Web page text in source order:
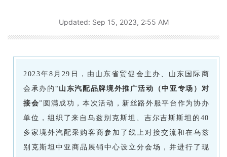
Updated: Sep 15, 2023, 2:55 AM
2023年8月29日，由山东省贸促会主办、山东国际商
会承办的“山东汽配品牌境外推广活动（中亚专场）对
接会”圆满成功，本次活动，新丝路外服平台作为协办
单位，组织了来自乌兹别克斯坦、吉尔吉斯斯坦的40
多家境外汽配采购客商参加了线上对接交流和在乌兹
别克斯坦中亚商品展销中心设立分会场，并进行了现